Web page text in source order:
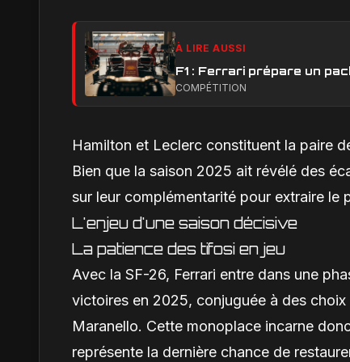
À LIRE AUSSI
F1 : Ferrari prépare un
COMPÉTITION
Hamilton et Leclerc constituent la paire
Bien que la saison 2025 ait révélé des
sur leur complémentarité pour extraire le
L'enjeu d'une saison décisive
La patience des tifosi en jeu
Avec la SF-26, Ferrari entre dans une
victoires en 2025, conjuguée à des
Maranello. Cette monoplace incarne
représente la dernière chance de